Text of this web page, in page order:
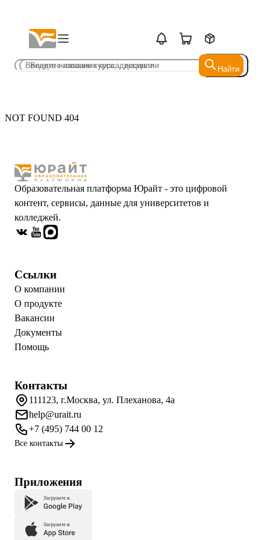
Найти
Найти
NOT FOUND 404
Образовательная платформа Юрайт - это цифровой
контент, сервисы, данные для университетов и
колледжей.
Ссылки
О компании
О продукте
Вакансии
Документы
Помощь
Контакты
111123, г.Москва, ул. Плеханова, 4а
help@urait.ru
+7 (495) 744 00 12
Все контакты
Приложения